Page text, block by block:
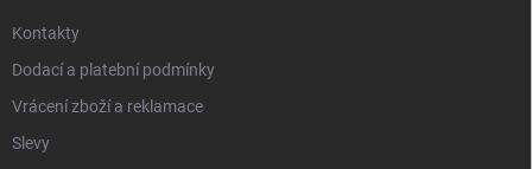
Kontakty
Dodací a platební podmínky
Vrácení zboží a reklamace
Slevy